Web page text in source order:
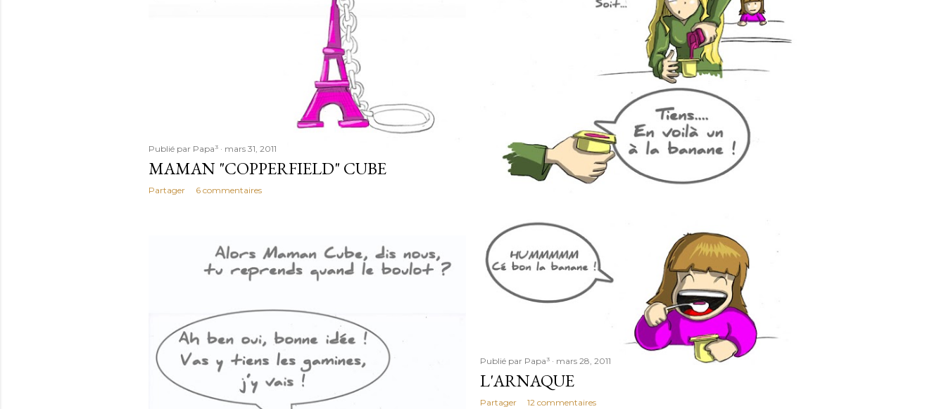
Publié par Papa³ mars 31, 2011
MAMAN "COPPERFIELD" CUBE
Partager 6 commentaires
Publié par Papa³ mars 28, 2011
L'ARNAQUE
Partager 12 commentaires